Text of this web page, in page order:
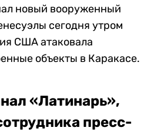
новый вооруженный
сегодня утром
США атаковала
объекты в Каракасе.
«Латинарь»,
пресс-